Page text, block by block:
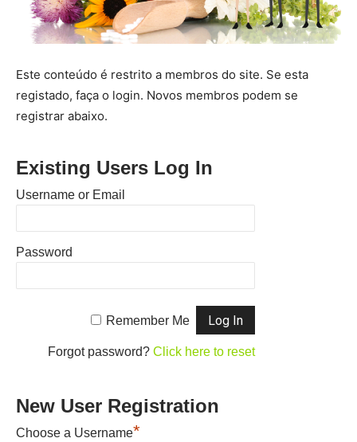
Este conteúdo é restrito a membros do site. Se esta
registado, faça o login. Novos membros podem se
registrar abaixo.
Existing Users Log In
Username or Email
Password
Remember Me
Forgot password? Click here to reset
New User Registration
Choose a Username*